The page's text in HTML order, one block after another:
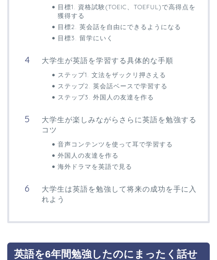
目標1. 資格試験(TOEIC、TOEFUL)で高得点を
獲得する
目標2. 英会話を自由にできるようになる
目標3. 留学にいく
大学生が英語を学習する具体的な手順
ステップ1. 文法をザックリ押さえる
ステップ2. 英会話ベースで学習する
ステップ3. 外国人の友達を作る
大学生が楽しみながらさらに英語を勉強する
コツ
音声コンテンツを使って耳で学習する
外国人の友達を作る
海外ドラマを英語で見る
大学生は英語を勉強して将来の成功を手に入
れよう
英語を6年間勉強したのにまったく話せ